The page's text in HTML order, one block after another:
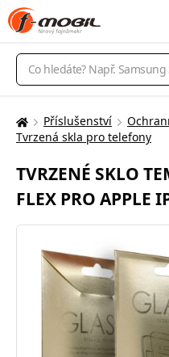
Vyhledávání
Zde
nacházíte:
Příslušenství
Tvrzená skla pro telefony
TVRZENÉ SKLO
FLEX PRO APPLE